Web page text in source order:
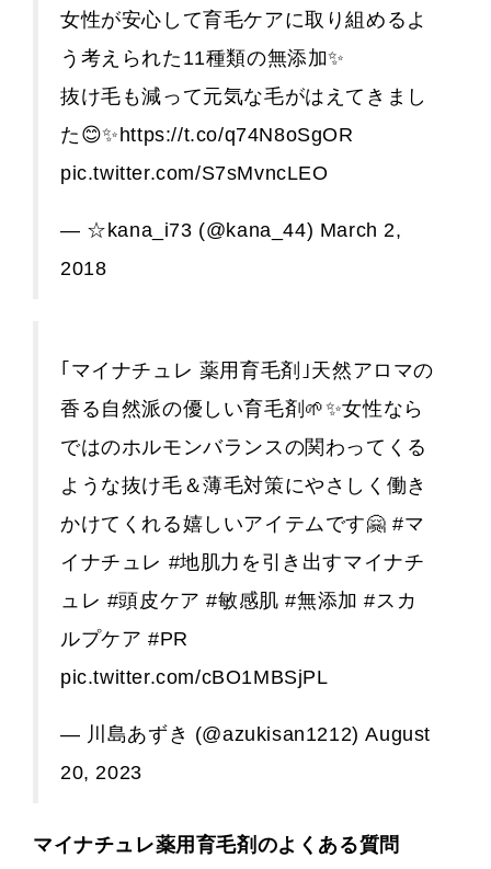
女性が安心して育毛ケアに取り組めるよ
う考えられた11種類の無添加✨
抜け毛も減って元気な毛がはえてきまし
た😊✨https://t.co/q74N8oSgOR
pic.twitter.com/S7sMvncLEO
— ☆kana_i73 (@kana_44) March 2,
2018
｢マイナチュレ 薬用育毛剤｣天然アロマの
香る自然派の優しい育毛剤🌱✨️女性なら
ではのホルモンバランスの関わってくる
ような抜け毛＆薄毛対策にやさしく働き
かけてくれる嬉しいアイテムです🤗#マ
イナチュレ #地肌力を引き出すマイナチ
ュレ #頭皮ケア #敏感肌 #無添加 #スカ
ルプケア #PR
pic.twitter.com/cBO1MBSjPL
— 川島あずき (@azukisan1212)August
20, 2023
マイナチュレ薬用育毛剤のよくある質問